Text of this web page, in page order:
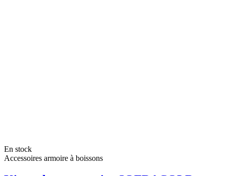
En stock
Accessoires armoire à boissons